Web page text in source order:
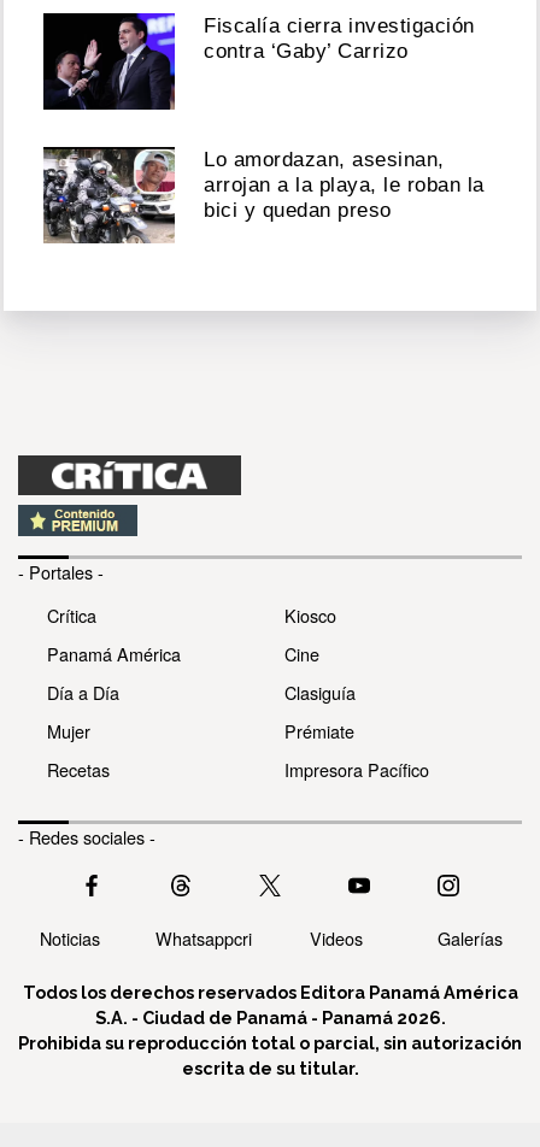
Fiscalía cierra investigación
contra ‘Gaby’ Carrizo
Lo amordazan, asesinan,
arrojan a la playa, le roban la
bici y quedan preso
- Portales -
Crítica
Panamá América
Día a Día
Mujer
Recetas
Kiosco
Cine
Clasiguía
Prémiate
Impresora Pacífico
- Redes sociales -
Noticias Whatsappcri Videos Galerías
Todos los derechos reservados Editora Panamá América
S.A. - Ciudad de Panamá - Panamá 2026.
Prohibida su reproducción total o parcial, sin autorización
escrita de su titular.